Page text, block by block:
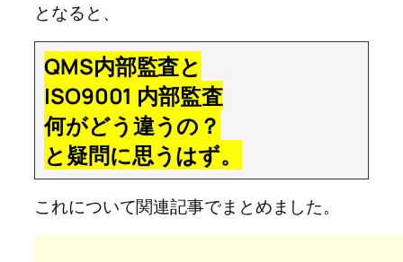
となると、
QMS内部監査と
ISO9001 内部監査
何がどう違うの？
と疑問に思うはず。
これについて関連記事でまとめました。